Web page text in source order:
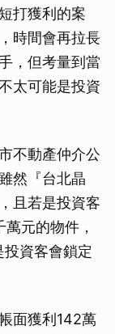
打獲利的案
時間會再拉長
，但考量到當
太可能是投資
不動產仲介公
然『台北晶
且若是投資客
元的物件，
資客會鎖定
面獲利142萬